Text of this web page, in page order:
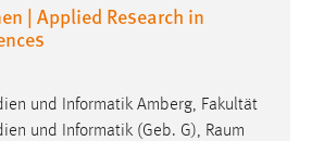
| Applied Research in
und Informatik Amberg, Fakultät
und Informatik (Geb. G), Raum